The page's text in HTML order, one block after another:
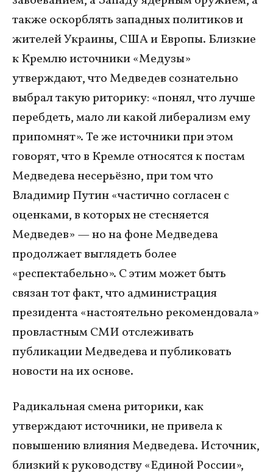
также оскорблять западных политиков и
жителей Украины, США и Европы. Близкие
к Кремлю источники «Медузы»
утверждают, что Медведев сознательно
выбрал такую риторику: «понял, что лучше
перебдеть, мало ли какой либерализм ему
припомнят». Те же источники при этом
говорят, что в Кремле относятся к постам
Медведева несерьёзно, при том что
Владимир Путин «частично согласен с
оценками, в которых не стесняется
Медведев» — но на фоне Медведева
продолжает выглядеть более
«респектабельно». С этим может быть
связан тот факт, что администрация
президента «настоятельно рекомендовала»
провластным СМИ отслеживать
публикации Медведева и публиковать
новости на их основе.
Радикальная смена риторики, как
утверждают источники, не привела к
повышению влияния Медведева. Источник,
близкий к руководству «Единой России»,